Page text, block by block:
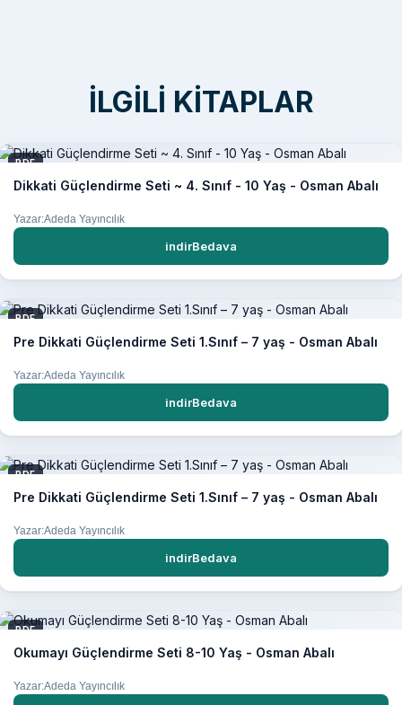
İLGILI KITAPLAR
PDF
Dikkati Güçlendirme Seti ~ 4. Sınıf - 10 Yaş - Osman Abalı
Yazar:Adeda Yayıncılık
indirBedava
PDF
Pre Dikkati Güçlendirme Seti 1.Sınıf – 7 yaş - Osman Abalı
Yazar:Adeda Yayıncılık
indirBedava
PDF
Pre Dikkati Güçlendirme Seti 1.Sınıf – 7 yaş - Osman Abalı
Yazar:Adeda Yayıncılık
indirBedava
PDF
Okumayı Güçlendirme Seti 8-10 Yaş - Osman Abalı
Yazar:Adeda Yayıncılık